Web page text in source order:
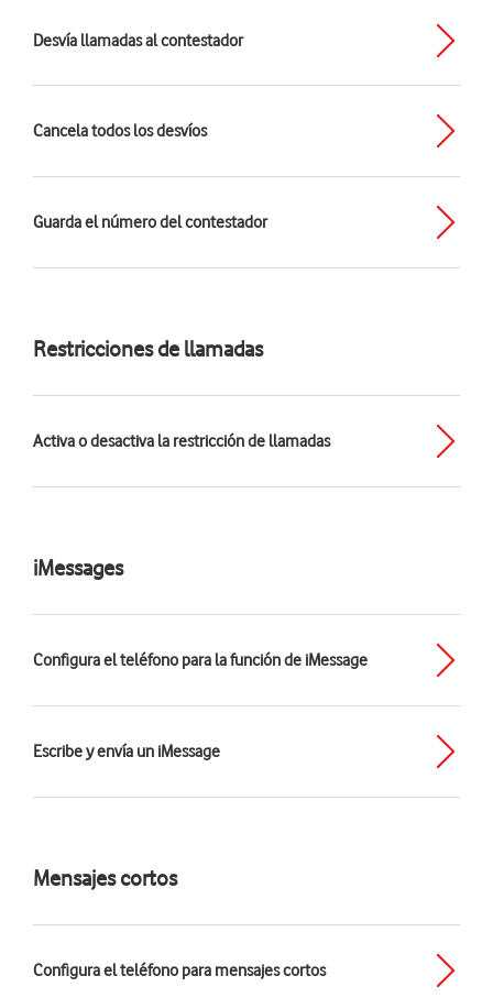
Desvía llamadas al contestador
Cancela todos los desvíos
Guarda el número del contestador
Restricciones de llamadas
Activa o desactiva la restricción de llamadas
iMessages
Configura el teléfono para la función de iMessage
Escribe y envía un iMessage
Mensajes cortos
Configura el teléfono para mensajes cortos